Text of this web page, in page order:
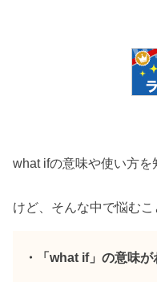
what ifの意味や使い方を
けど、そんな中で悩むこ
・「what if」の意味